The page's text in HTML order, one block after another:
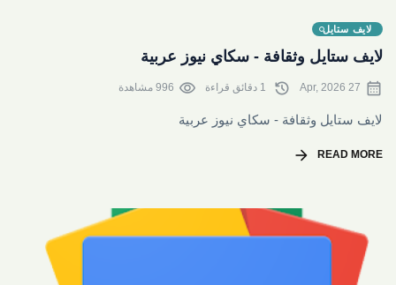
لايف ستايل
لايف ستايل وثقافة - سكاي نيوز عربية
calendar_month
27 Apr, 2026
history
visibility 996 مشاهدة
لايف ستايل وثقافة - سكاي نيوز عربية
READ MORE
arrow_forward